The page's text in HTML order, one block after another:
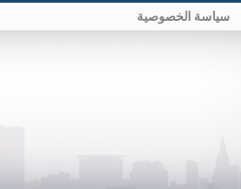
سياسة الخصوصية